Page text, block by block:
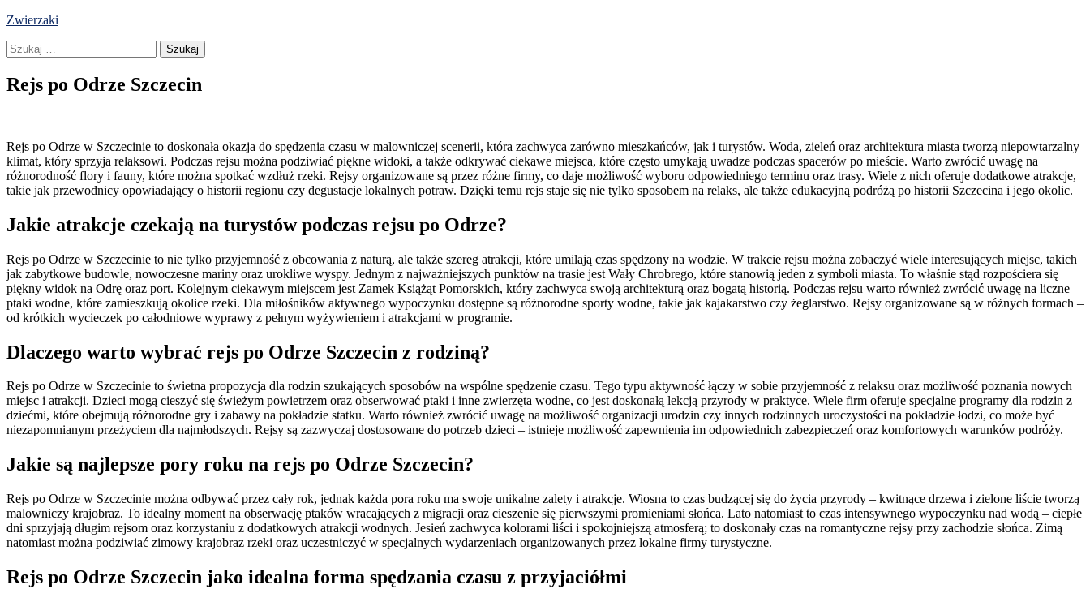
Skip
content
Zwierzaki
Szukaj:
Rejs po Odrze Szczecin
Rejs po Odrze w Szczecinie to doskonała okazja do spędzenia czasu w malowniczej scenerii, która zachwyca zarówno mieszkańców, jak i turystów. Woda, zieleń oraz architektura miasta tworzą niepowtarzalny
klimat, który sprzyja relaksowi. Podczas rejsu można podziwiać piękne widoki, a także odkrywać ciekawe miejsca, które często umykają uwadze podczas spacerów po mieście. Warto zwrócić uwagę na
różnorodność flory i fauny, które można spotkać wzdłuż rzeki. Rejsy organizowane są przez różne firmy, co daje możliwość wyboru odpowiedniego terminu oraz trasy. Wiele z nich oferuje dodatkowe atrakcje,
takie jak przewodnicy opowiadający o historii regionu czy degustacje lokalnych potraw. Dzięki temu rejs staje się nie tylko sposobem na relaks, ale także edukacyjną podróżą po historii Szczecina i jego okolic.
Jakie atrakcje czekają na turystów podczas rejsu po Odrze?
Rejs po Odrze w Szczecinie to nie tylko przyjemność z obcowania z naturą, ale także szereg atrakcji, które umilają czas spędzony na wodzie. W trakcie rejsu można zobaczyć wiele interesujących miejsc, takich
jak zabytkowe budowle, nowoczesne mariny oraz urokliwe wyspy. Jednym z najważniejszych punktów na trasie jest Wały Chrobrego, które stanowią jeden z symboli miasta. To właśnie stąd rozpościera się
piękny widok na Odrę oraz port. Kolejnym ciekawym miejscem jest Zamek Książąt Pomorskich, który zachwyca swoją architekturą oraz bogatą historią. Podczas rejsu warto również zwrócić uwagę na liczne
ptaki wodne, które zamieszkują okolice rzeki. Dla miłośników aktywnego wypoczynku dostępne są różnorodne sporty wodne, takie jak kajakarstwo czy żeglarstwo. Rejsy organizowane są w różnych formach –
od krótkich wycieczek po całodniowe wyprawy z pełnym wyżywieniem i atrakcjami w programie.
Dlaczego warto wybrać rejs po Odrze Szczecin z rodziną?
Rejs po Odrze w Szczecinie to świetna propozycja dla rodzin szukających sposobów na wspólne spędzenie czasu. Tego typu aktywność łączy w sobie przyjemność z relaksu oraz możliwość poznania nowych
miejsc i atrakcji. Dzieci mogą cieszyć się świeżym powietrzem oraz obserwować ptaki i inne zwierzęta wodne, co jest doskonałą lekcją przyrody w praktyce. Wiele firm oferuje specjalne programy dla rodzin z
dziećmi, które obejmują różnorodne gry i zabawy na pokładzie statku. Warto również zwrócić uwagę na możliwość organizacji urodzin czy innych rodzinnych uroczystości na pokładzie łodzi, co może być
niezapomnianym przeżyciem dla najmłodszych. Rejsy są zazwyczaj dostosowane do potrzeb dzieci – istnieje możliwość zapewnienia im odpowiednich zabezpieczeń oraz komfortowych warunków podróży.
Jakie są najlepsze pory roku na rejs po Odrze Szczecin?
Rejs po Odrze w Szczecinie można odbywać przez cały rok, jednak każda pora roku ma swoje unikalne zalety i atrakcje. Wiosna to czas budzącej się do życia przyrody – kwitnące drzewa i zielone liście tworzą
malowniczy krajobraz. To idealny moment na obserwację ptaków wracających z migracji oraz cieszenie się pierwszymi promieniami słońca. Lato natomiast to czas intensywnego wypoczynku nad wodą – ciepłe
dni sprzyjają długim rejsom oraz korzystaniu z dodatkowych atrakcji wodnych. Jesień zachwyca kolorami liści i spokojniejszą atmosferą; to doskonały czas na romantyczne rejsy przy zachodzie słońca. Zimą
natomiast można podziwiać zimowy krajobraz rzeki oraz uczestniczyć w specjalnych wydarzeniach organizowanych przez lokalne firmy turystyczne.
Rejs po Odrze Szczecin jako idealna forma spędzania czasu z przyjaciółmi